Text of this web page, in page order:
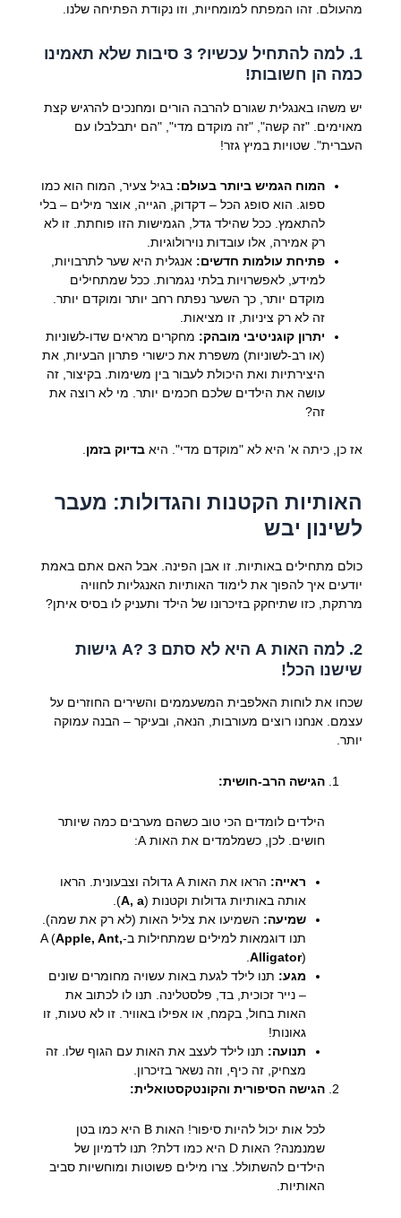
מהעולם. זהו המפתח למומחיות, וזו נקודת הפתיחה שלנו.
1. למה להתחיל עכשיו? 3 סיבות שלא תאמינו
כמה הן חשובות!
יש משהו באנגלית שגורם להרבה הורים ומחנכים להרגיש קצת
מאוימים. "זה קשה", "זה מוקדם מדי", "הם יתבלבלו עם
העברית". שטויות במיץ גזר!
המוח הגמיש ביותר בעולם: בגיל צעיר, המוח הוא כמו
ספוג. הוא סופג הכל – דקדוק, הגייה, אוצר מילים – בלי
להתאמץ. ככל שהילד גדל, הגמישות הזו פוחתת. זו לא
רק אמירה, אלו עובדות נוירולוגיות.
פתיחת עולמות חדשים: אנגלית היא שער לתרבויות,
למידע, לאפשרויות בלתי נגמרות. ככל שמתחילים
מוקדם יותר, כך השער נפתח רחב יותר ומוקדם יותר.
זה לא רק ציניות, זו מציאות.
יתרון קוגניטיבי מובהק: מחקרים מראים שדו-לשוניות
(או רב-לשוניות) משפרת את כישורי פתרון הבעיות, את
היצירתיות ואת היכולת לעבור בין משימות. בקיצור, זה
עושה את הילדים שלכם חכמים יותר. מי לא רוצה את
זה?
אז כן, כיתה א' היא לא "מוקדם מדי". היא בדיוק בזמן
האותיות הקטנות והגדולות: מעבר
לשינון יבש
כולם מתחילים באותיות. זו אבן הפינה. אבל האם אתם באמת
יודעים איך להפוך את לימוד האותיות האנגליות לחוויה
מרתקת, כזו שתיחקק בזיכרונו של הילד ותעניק לו בסיס איתן?
2. למה האות A היא לא סתם A? 3 גישות
שישנו הכל!
שכחו את לוחות האלפבית המשעממים והשירים החוזרים על
עצמם. אנחנו רוצים מעורבות, הנאה, ובעיקר – הבנה עמוקה
יותר.
הגישה הרב-חושית:
הילדים לומדים הכי טוב כשהם מערבים כמה שיותר
חושים. לכן, כשמלמדים את האות A:
ראייה:
הראו את האות A גדולה וצבעונית. הראו
אותה באותיות גדולות וקטנות (A, a
).
שמיעה: השמיעו את צליל האות (לא רק את שמה).
תנו דוגמאות למילים שמתחילות ב-A (Apple, Ant,
Alligator).
מגע: תנו לילד לגעת באות עשויה מחומרים שונים
– נייר זכוכית, בד, פלסטלינה. תנו לו לכתוב את
האות בחול, בקמח, או אפילו באוויר. זו לא טעות, זו
גאונות!
תנועה: תנו לילד לעצב את האות עם הגוף שלו. זה
מצחיק, זה כיף, וזה נשאר בזיכרון.
הגישה הסיפורית והקונטקסטואלית:
לכל אות יכול להיות סיפור! האות B היא כמו בטן
שמנמנה? האות D היא כמו דלת? תנו לדמיון של
הילדים להשתולל. צרו מילים פשוטות ומוחשיות סביב
האותיות.